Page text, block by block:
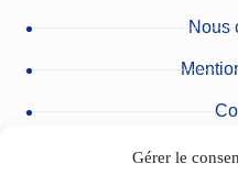
Gérer le
Nous
Protection des